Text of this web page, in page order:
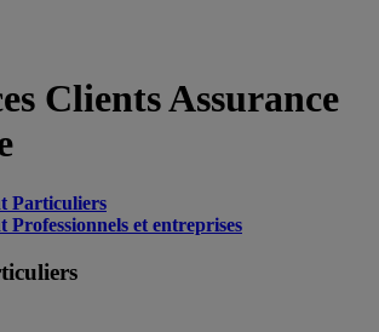
Clients Assurance
Particuliers
Professionnels et entreprises